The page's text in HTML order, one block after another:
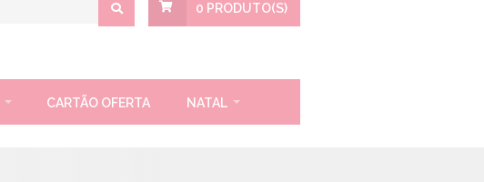
0 PRODUTO(S)
CARTÃO OFERTA NATAL